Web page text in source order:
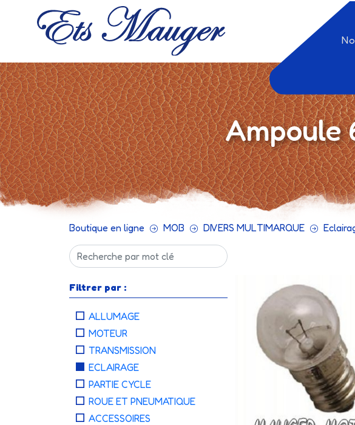
Ampoule
Boutique en ligne MOB DIVERS MULTIMARQUE
Filtrer par :
ALLUMAGE
MOTEUR
TRANSMISSION
ECLAIRAGE
PARTIE CYCLE
ROUE ET PNEUMATIQUE
ACCESSOIRES